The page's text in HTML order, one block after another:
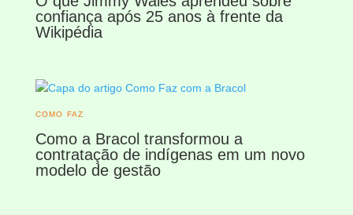
confiança após 25 anos à frente da
Wikipédia
COMO FAZ
Como a Bracol transformou a
contratação de indígenas em um novo
modelo de gestão